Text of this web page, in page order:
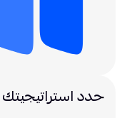
حدد استراتيجيتك